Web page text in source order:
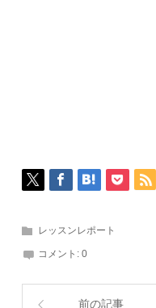
レッスンレポート
コメント:0
前の記事